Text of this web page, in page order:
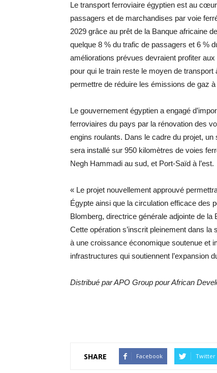
Le transport ferroviaire égyptien est au
passagers et de marchandises par voie
2029 grâce au prêt de la Banque africaine
quelque 8 % du trafic de passagers et 6 %
améliorations prévues devraient profiter
pour qui le train reste le moyen de
permettre de réduire les émissions de gaz
Le gouvernement égyptien a engagé
ferroviaires du pays par la rénovation des
engins roulants. Dans le cadre du projet,
sera installé sur 950 kilomètres de voies
Negh Hammadi au sud, et Port-Saïd à l’est.
« Le projet nouvellement approuvé
Égypte ainsi que la circulation efficace des
Blomberg, directrice générale adjointe de la
Cette opération s’inscrit pleinement dans la
à une croissance économique soutenue et
infrastructures qui soutiennent l’expansion
Distribué par APO Group pour African
SHARE Facebook Twitter